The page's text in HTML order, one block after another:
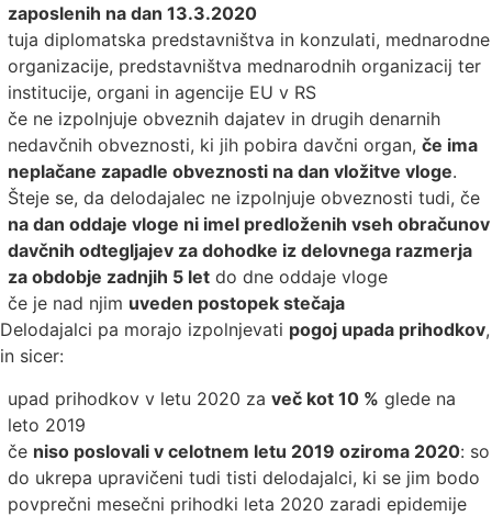
zaposlenih na dan 13.3.2020
tuja diplomatska predstavništva in konzulati, mednarodne
organizacije, predstavništva mednarodnih organizacij ter
institucije, organi in agencije EU v RS
če ne izpolnjuje obveznih dajatev in drugih denarnih
nedavčnih obveznosti, ki jih pobira davčni organ, če ima
neplačane zapadle obveznosti na dan vložitve vloge.
Šteje se, da delodajalec ne izpolnjuje obveznosti tudi, če
na dan oddaje vloge ni imel predloženih vseh obračunov
davčnih odtegljajev za dohodke iz delovnega razmerja
za obdobje zadnjih 5 let do dne oddaje vloge
če je nad njim uveden postopek stečaja
Delodajalci pa morajo izpolnjevati pogoj upada prihodkov,
in sicer:
upad prihodkov v letu 2020 za več kot 10 % glede na
leto 2019
če niso poslovali v celotnem letu 2019 oziroma 2020: so
do ukrepa upravičeni tudi tisti delodajalci, ki se jim bodo
povprečni mesečni prihodki leta 2020 zaradi epidemije